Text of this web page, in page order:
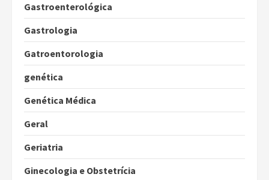
Gastroenterológica
Gastrologia
Gatroentorologia
genética
Genética Médica
Geral
Geriatria
Ginecologia e Obstetrícia